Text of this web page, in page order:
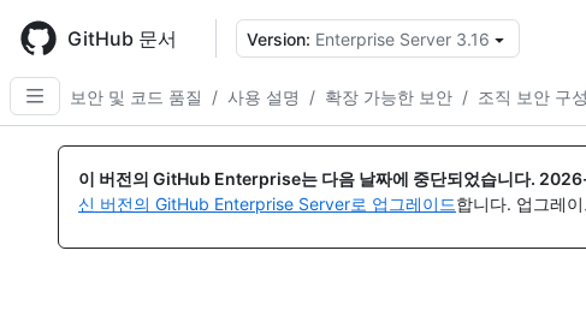
main
content
GitHub 문서 Version: Enterprise Server 3.16
보안 및 코드 품질
/ 사용 설명 / 확장 가능한 보안 / 조직 보안 구성
이 버전의 GitHub Enterprise는 다음 날짜에 중단되었습니다.
신 버전의 GitHub Enterprise Server로 업그레이드합니다. 업그레